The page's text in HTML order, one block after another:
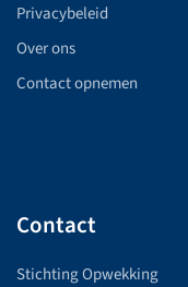
Privacybeleid
Over ons
Contact opnemen
Contact
Stichting Opwekking